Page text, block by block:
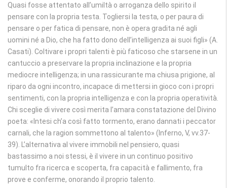
Quasi fosse attentato all’umiltà o arroganza dello spirito il
pensare con la propria testa. Togliersi la testa, o per paura di
pensare o per fatica di pensare, non è opera gradita né agli
uomini né a Dio, che ha fatto dono dell’intelligenza ai suoi figli» (A.
Casati). Coltivare i propri talenti è più faticoso che starsene in un
cantuccio a preservare la propria inclinazione e la propria
mediocre intelligenza; in una rassicurante ma chiusa prigione, al
riparo da ogni incontro, incapace di mettersi in gioco con i propri
sentimenti, con la propria intelligenza e con la propria operatività.
Chi sceglie di vivere così merita l’amara constatazione del Divino
poeta: «Intesi ch’a così fatto tormento, erano dannati i peccator
carnali, che la ragion sommettono al talento» (Inferno, V, vv.37-
39). L’alternativa al vivere immobili nel pensiero, quasi
bastassimo a noi stessi, è il vivere in un continuo positivo
tumulto fra ricerca e scoperta, fra capacità e fallimento, fra
prove e conferme, onorando il proprio talento.